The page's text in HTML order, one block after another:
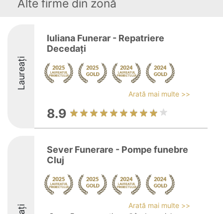
Alte firme din zonă
Laureați
Iuliana Funerar - Repatriere
Decedați
Arată mai multe >>
8.9
Sever Funerare - Pompe funebre
Cluj
Arată mai multe >>